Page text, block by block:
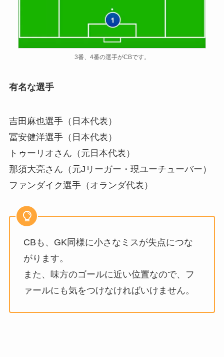
3番、4番の選手がCBです。
有名な選手
吉田麻也選手（日本代表）
冨安健洋選手（日本代表）
トゥーリオさん（元日本代表）
那須大亮さん（元Jリーガー・現ユーチューバー）
ファンダイク選手（オランダ代表）
CBも、GK同様に小さなミスが失点につな
がります。
また、味方のゴールに近い位置なので、フ
ァールにも気をつけなければいけません。